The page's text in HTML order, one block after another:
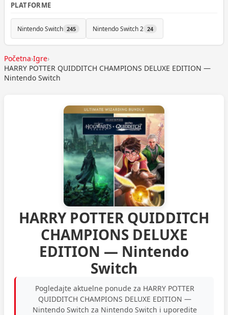
PLATFORME
Nintendo Switch 245 Nintendo Switch 2 24
Početna›Igre›
HARRY POTTER QUIDDITCH CHAMPIONS DELUXE EDITION —
Nintendo Switch
HARRY POTTER QUIDDITCH
CHAMPIONS DELUXE
EDITION — Nintendo
Switch
Pogledajte aktuelne ponude za HARRY POTTER
QUIDDITCH CHAMPIONS DELUXE EDITION —
Nintendo Switch za Nintendo Switch i uporedite